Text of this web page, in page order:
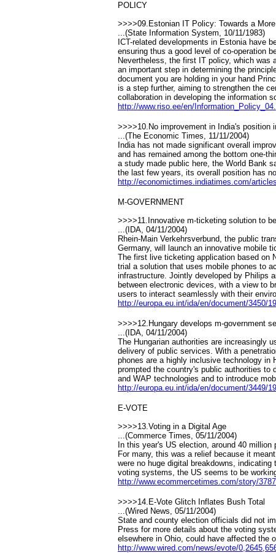
POLICY
>>>>09.Estonian IT Policy: Towards a
...(State Information System, 10/11/1983)
ICT-related developments in Estonia have
ensuring thus a good level of co-operation
Nevertheless, the first IT policy, which was
an important step in determining the
document you are holding in your hand
is a step further, aiming to strengthen the
collaboration in developing the information
http://www.riso.ee/en/
>>>>10.No improvement in India's position
...(The Economic Times, 11/11/2004)
India has not made significant overall
and has remained among the bottom one-
a study made public here, the World Bank
the last few years, its overall position has
http://economictimes.indiatimes.com/
M-GOVERNMENT
>>>>11.Innovative m-ticketing solution to
...(IDA, 04/11/2004)
Rhein-Main Verkehrsverbund, the public
Germany, will launch an innovative mobile
The first live ticketing application based on
trial a solution that uses mobile phones to
infrastructure. Jointly developed by Philips
between electronic devices, with a view to
users to interact seamlessly with their
http://europa.eu.int/ida/en/document/3450/
>>>>12.Hungary develops m-government
...(IDA, 04/11/2004)
The Hungarian authorities are increasingly
delivery of public services. With a
phones are a highly inclusive technology in
prompted the country's public authorities to
and WAP technologies and to introduce
http://europa.eu.int/ida/en/document/3449/
E-VOTE
>>>>13.Voting in a Digital Age
...(Commerce Times, 05/11/2004)
In this year's US election, around 40
For many, this was a relief because it
were no huge digital breakdowns,
voting systems, the US seems to be
http://www.ecommercetimes.com/story/
>>>>14.E-Vote Glitch Inflates Bush Total
...(Wired News, 05/11/2004)
State and county election officials did not
Press for more details about the voting
elsewhere in Ohio, could have affected the
http://www.wired.com/news/evote/